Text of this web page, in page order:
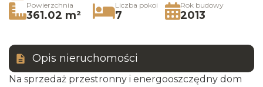
Powierzchnia
361.02 m²
Liczba pokoi
7
Rok budowy
2013
Opis nieruchomości
Na sprzedaż przestronny i energooszczędny dom